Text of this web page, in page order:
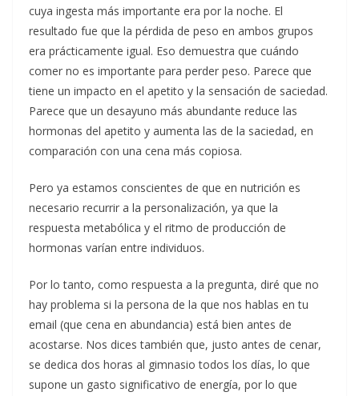
cuya ingesta más importante era por la noche. El
resultado fue que la pérdida de peso en ambos grupos
era prácticamente igual. Eso demuestra que cuándo
comer no es importante para perder peso. Parece que
tiene un impacto en el apetito y la sensación de saciedad.
Parece que un desayuno más abundante reduce las
hormonas del apetito y aumenta las de la saciedad, en
comparación con una cena más copiosa.
Pero ya estamos conscientes de que en nutrición es
necesario recurrir a la personalización, ya que la
respuesta metabólica y el ritmo de producción de
hormonas varían entre individuos.
Por lo tanto, como respuesta a la pregunta, diré que no
hay problema si la persona de la que nos hablas en tu
email (que cena en abundancia) está bien antes de
acostarse. Nos dices también que, justo antes de cenar,
se dedica dos horas al gimnasio todos los días, lo que
supone un gasto significativo de energía, por lo que